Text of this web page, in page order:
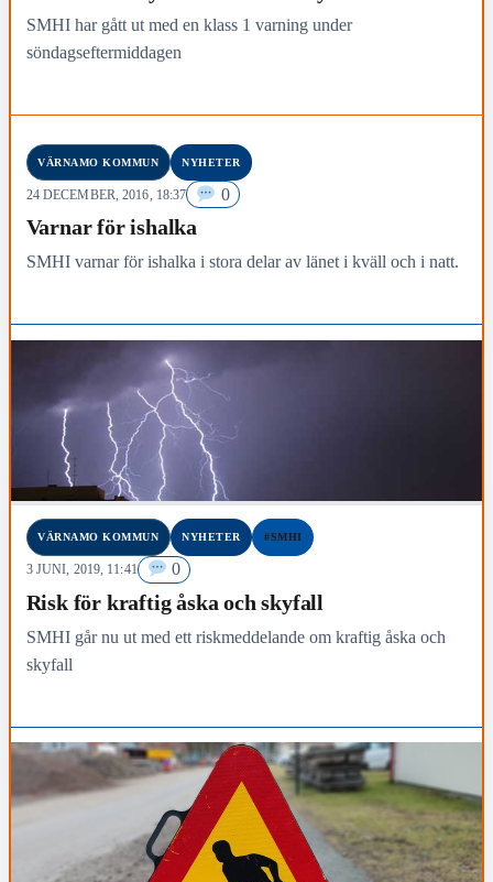
SMHI har gått ut med en klass 1 varning under
söndagseftermiddagen
VÄRNAMO KOMMUN NYHETER
24 DECEMBER, 2016, 18:37 0
Varnar för ishalka
SMHI varnar för ishalka i stora delar av länet i kväll och i natt.
VÄRNAMO KOMMUN NYHETER #SMHI
3 JUNI, 2019, 11:41 0
Risk för kraftig åska och skyfall
SMHI går nu ut med ett riskmeddelande om kraftig åska och
skyfall